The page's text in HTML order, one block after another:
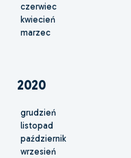
czerwiec
kwiecień
marzec
2020
grudzień
listopad
październik
wrzesień